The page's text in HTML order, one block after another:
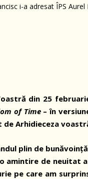
i-a adresat ÎPS
din 25
of Time– în
Arhidieceza
plin de
amintire de neuitat
pe care am